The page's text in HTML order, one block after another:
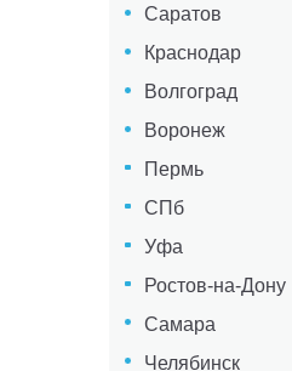
Саратов
Краснодар
Волгоград
Воронеж
Пермь
СПб
Уфа
Ростов-на-Дону
Самара
Челябинск